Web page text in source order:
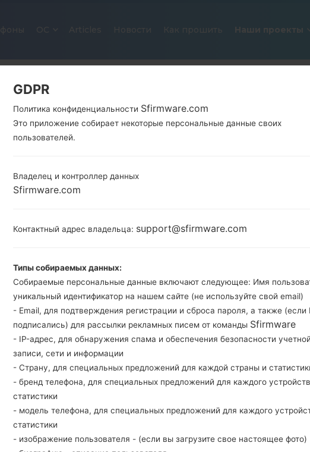
Новости Как прошить Наши проекты
ОФИЦИАЛЬНАЯ ПРОШИВКА
Главная → Star Duos →SamsungGT-S5282
GT-
Загрузите последнее обновление прошивки
проверить, соответствует ли номер модели
прошивки MWD для MOROCCO. Продукт
версия CSC S5282OJVAME1, MODEM
системы данной прошивки Android Jelly Bean
стоковую прошивку на устройства Samsung
НАЗВАНИЕ ФАЙЛА
GT-S5282_1_20150919140713_s
9xhawez0t_fac
РАЗМЕР ФАЙЛА 498.07 MiB
СИСТЕМА
GDPR
Политика конфиденциальности Sfirmware.com
Это приложение собирает некоторые персональные данные своих
пользователей.
Владелец и контроллер данных
Sfirmware.com
Контактный адрес владельца: support@sfirmware.com
Типы собираемых данных:
Собираемые персональные данные включают следующее: Имя
уникальный идентификатор на нашем сайте (не используйте свой email)
- Email, для подтверждения регистрации и сброса пароля, а также (если
подписались) для рассылки рекламных писем от команды Sfirmware
- IP-адрес, для обнаружения спама и обеспечения безопасности учетной
записи, сети и информации
- Страну, для специальных предложений для каждой страны и
- бренд телефона, для специальных предложений для каждого
статистики
- модель телефона, для специальных предложений для каждого
статистики
- изображение пользователя - (если вы загрузите свое настоящее фото)